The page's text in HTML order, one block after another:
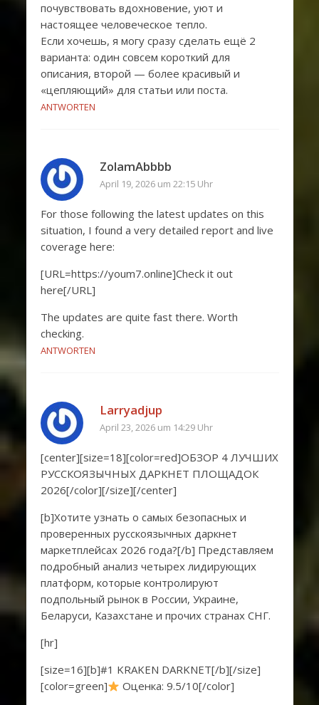
почувствовать вдохновение, уют и
настоящее человеческое тепло.
Если хочешь, я могу сразу сделать ещё 2
варианта: один совсем короткий для
описания, второй — более красивый и
«цепляющий» для статьи или поста.
ANTWORTEN
ZolamAbbbb
April 19, 2026 um 22:15 Uhr
For those following the latest updates on this
situation, I found a very detailed report and live
coverage here:
[URL=https://youm7.online]Check it out
here[/URL]
The updates are quite fast there. Worth
checking.
ANTWORTEN
Larryadjup
April 23, 2026 um 14:29 Uhr
[center][size=18][color=red]ОБЗОР 4 ЛУЧШИХ
РУССКОЯЗЫЧНЫХ ДАРКНЕТ ПЛОЩАДОК
2026[/color][/size][/center]
[b]Хотите узнать о самых безопасных и
проверенных русскоязычных даркнет
маркетплейсах 2026 года?[/b] Представляем
подробный анализ четырех лидирующих
платформ, которые контролируют
подпольный рынок в России, Украине,
Беларуси, Казахстане и прочих странах СНГ.
[hr]
[size=16][b]#1 KRAKEN DARKNET[/b][/size]
[color=green]
Оценка: 9.5/10[/color]